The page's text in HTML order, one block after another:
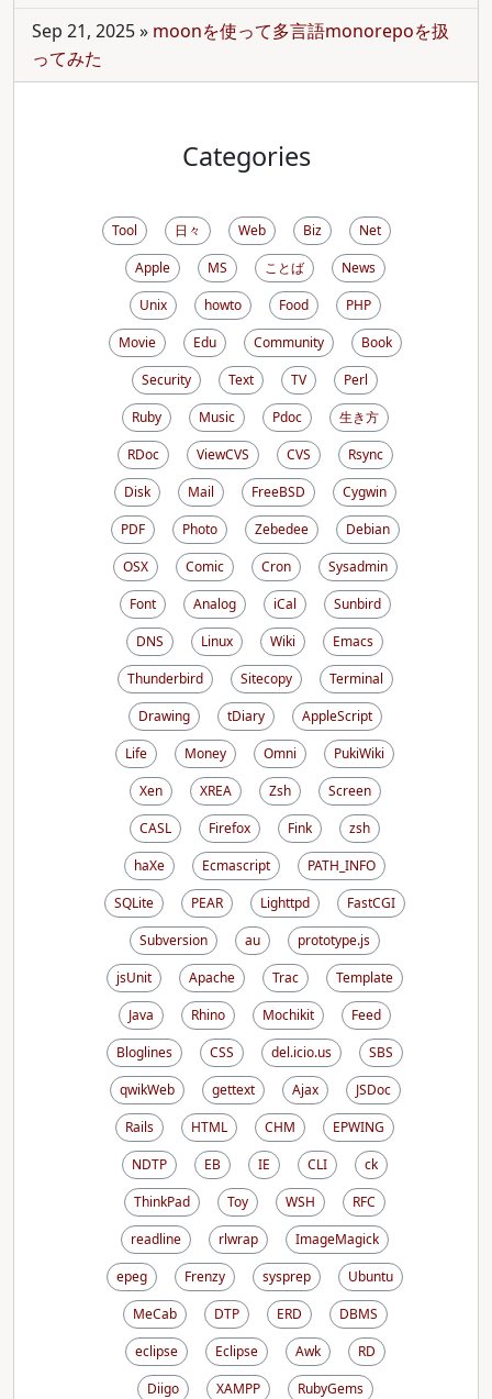
Sep 21, 2025» moonを使って多言語monorepoを扱
ってみた
Categories
Tool 日々 Web Biz
Net
Apple
MS ことば
News
Unix
howto Food
PHP
Movie
Edu Community
Book
Security
Text TV
Perl
Ruby
Music Pdoc
生き方
RDoc
ViewCVS CVS
Rsync
Disk
Mail FreeBSD
Cygwin
PDF
Photo Zebedee
Debian
OSX
Comic Cron
Sysadmin
Font
Analog iCal
Sunbird
DNS
Linux Wiki
Emacs
Thunderbird
Sitecopy
Terminal
Drawing
tDiary
AppleScript
Life
Money Omni
PukiWiki
Xen
XREA Zsh
Screen
CASL
Firefox Fink
zsh
haXe
Ecmascript
PATH_INFO
SQLite
PEAR Lighttpd
FastCGI
Subversion
au
prototype.js
jsUnit
Apache Trac
Template
Java
Rhino Mochikit
Feed
Bloglines
CSS del.icio.us
SBS
qwikWeb
gettext Ajax
JSDoc
Rails
HTML CHM
EPWING
NDTP
EB IE CLI
ck
ThinkPad
Toy WSH
RFC
readline
rlwrap
ImageMagick
epeg
Frenzy sysprep
Ubuntu
MeCab
DTP ERD
DBMS
eclipse
Eclipse Awk
RD
Diigo
XAMPP
RubyGems